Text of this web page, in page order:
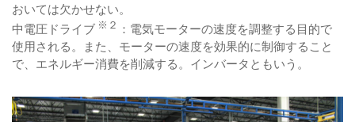
おいては欠かせない。
中電圧ドライブ ※２
：電気モーターの速度を調整する目的で
使用される。また、モーターの速度を効果的に制御すること
で、エネルギー消費を削減する。インバータともいう。